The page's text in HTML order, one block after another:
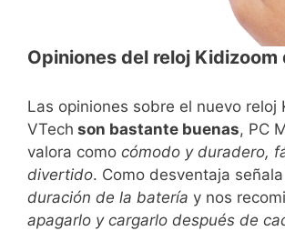
Opiniones del reloj
Las opiniones sobre el nuevo reloj
VTech son bastante buenas, PC
valora como cómodo y duradero,
divertido. Como desventaja
duración de la batería y nos
apagarlo y cargarlo después de